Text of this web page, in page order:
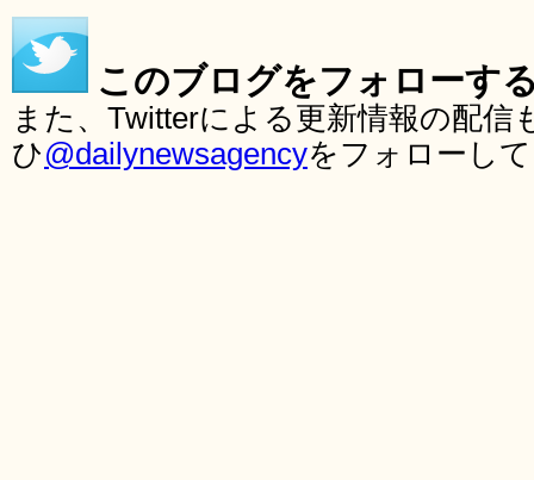
このブログをフォローす
また、Twitterによる更新情報の配
ひ@dailynewsagencyをフォローし